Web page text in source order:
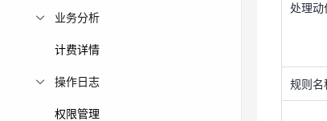
业务分析
计费详情
操作日志
权限管理
规则名
处理动
规则名